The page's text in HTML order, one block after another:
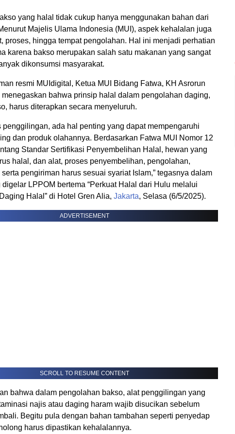
yang halal tidak cukup hanya menggunakan bahan dari
Majelis Ulama Indonesia (MUI), aspek kehalalan juga
proses, hingga tempat pengolahan. Hal ini menjadi perhatian
karena bakso merupakan salah satu makanan yang sangat
dikonsumsi masyarakat.
resmi MUIdigital, Ketua MUI Bidang Fatwa, KH Asrorun
menegaskan bahwa prinsip halal dalam pengolahan daging,
harus diterapkan secara menyeluruh.
penggilingan, ada hal penting yang dapat mempengaruhi
dan produk olahannya. Berdasarkan Fatwa MUI Nomor 12
Standar Sertifikasi Penyembelihan Halal, hewan yang
halal, dan alat, proses penyembelihan, pengolahan,
pengiriman harus sesuai syariat Islam,” tegasnya dalam
LPPOM bertema “Perkuat Halal dari Hulu melalui
Halal” di Hotel Gren Alia, Jakarta, Selasa (6/5/2025).
ADVERTISEMENT
SCROLL TO RESUME CONTENT
bahwa dalam pengolahan bakso, alat penggilingan yang
najis atau daging haram wajib disucikan sebelum
Begitu pula dengan bahan tambahan seperti penyedap
harus dipastikan kehalalannya.